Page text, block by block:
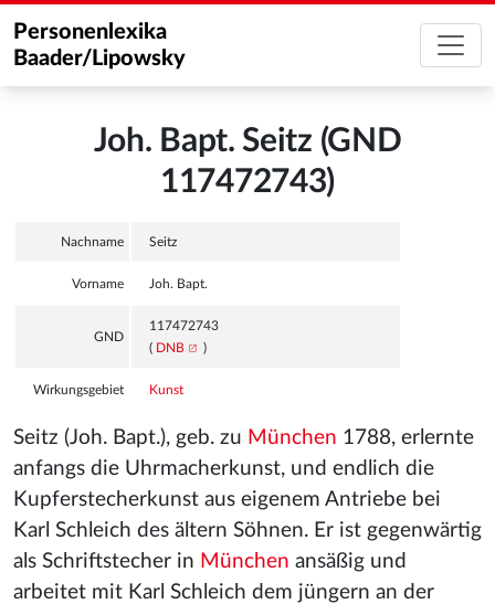
Personenlexika
Baader/Lipowsky
Joh. Bapt. Seitz (GND
117472743)
Nachname Seitz
Vorname Joh. Bapt.
GND
117472743
( DNB )
Wirkungsgebiet Kunst
Seitz (Joh. Bapt.), geb. zu München 1788, erlernte
anfangs die Uhrmacherkunst, und endlich die
Kupferstecherkunst aus eigenem Antriebe bei
Karl Schleich des ältern Söhnen. Er ist gegenwärtig
als Schriftstecher in München ansäßig und
arbeitet mit Karl Schleich dem jüngern an der